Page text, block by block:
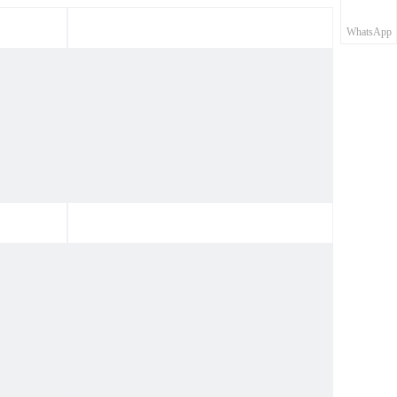
WhatsApp